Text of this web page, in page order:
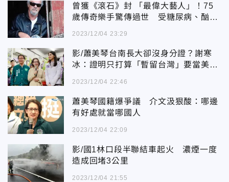
曾獲《滾石》封 「最偉大藝人」！75
歲傳奇樂手驚傳過世 受糖尿病、酗酒
2023/12/04 23:29
影/蕭美琴台南長大卻沒身分證？謝寒
冰：證明只打算「暫留台灣」要當美國
2023/12/04 22:46
蕭美琴國籍爆爭議 介文汲狠酸：哪邊
有好處就當哪國人
2023/12/04 22:09
影/國1林口段半聯結車起火 濃煙一度
造成回堵3公里
2023/12/04 21:55